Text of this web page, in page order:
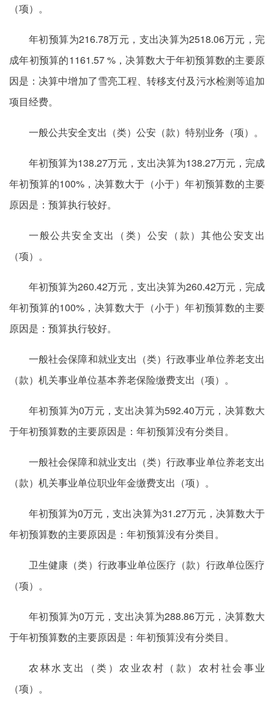
（项）。
年初预算为216.78万元，支出决算为2518.06万元，完
成年初预算的1161.57 %，决算数大于年初预算数的主要原
因是：决算中增加了雪亮工程、转移支付及污水检测等追加
项目经费。
一般公共安全支出（类）公安（款）特别业务（项）。
年初预算为138.27万元，支出决算为138.27万元，完成
年初预算的100%，决算数大于（小于）年初预算数的主要
原因是：预算执行较好。
一般公共安全支出（类）公安（款）其他公安支出
（项）。
年初预算为260.42万元，支出决算为260.42万元，完成
年初预算的100%，决算数大于（小于）年初预算数的主要
原因是：预算执行较好。
一般社会保障和就业支出（类）行政事业单位养老支出
（款）机关事业单位基本养老保险缴费支出（项）。
年初预算为0万元，支出决算为592.40万元，决算数大
于年初预算数的主要原因是：年初预算没有分类目。
一般社会保障和就业支出（类）行政事业单位养老支出
（款）机关事业单位职业年金缴费支出（项）。
年初预算为0万元，支出决算为31.27万元，决算数大于
年初预算数的主要原因是：年初预算没有分类目。
卫生健康（类）行政事业单位医疗（款）行政单位医疗
（项）。
年初预算为0万元，支出决算为288.86万元，决算数大
于年初预算数的主要原因是：年初预算没有分类目。
农林水支出（类）农业农村（款）农村社会事业
（项）。